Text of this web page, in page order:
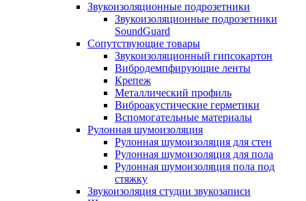
Звукоизоляционные подрозетники
Звукоизоляционные подрозетники
SoundGuard
Сопутствующие товары
Звукоизоляционный гипсокартон
Вибродемпфирующие ленты
Крепеж
Металлический профиль
Виброакустические герметики
Вспомогательные материалы
Рулонная шумоизоляция
Рулонная шумоизоляция для стен
Рулонная шумоизоляция для пола
Рулонная шумоизоляция пола под
стяжку
Звукоизоляция студии звукозаписи